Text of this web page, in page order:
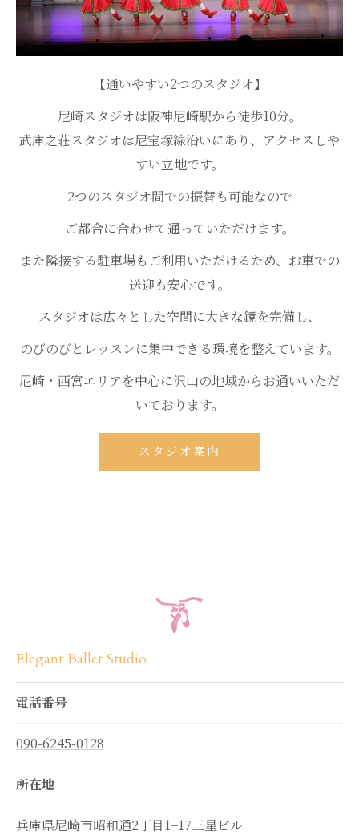
【通いやすい2つのスタジオ】
尼崎スタジオは阪神尼崎駅から徒歩10分。
武庫之荘スタジオは尼宝塚線沿いにあり、アクセスしや
すい立地です。
2つのスタジオ間での振替も可能なので
ご都合に合わせて通っていただけます。
また隣接する駐車場もご利用いただけるため、お車での
送迎も安心です。
スタジオは広々とした空間に大きな鏡を完備し、
のびのびとレッスンに集中できる環境を整えています。
尼崎・西宮エリアを中心に沢山の地域からお通いいただ
いております。
スタジオ案内
Elegant Ballet Studio
電話番号
090-6245-0128
所在地
兵庫県尼崎市昭和通2丁目1−17三星ビル